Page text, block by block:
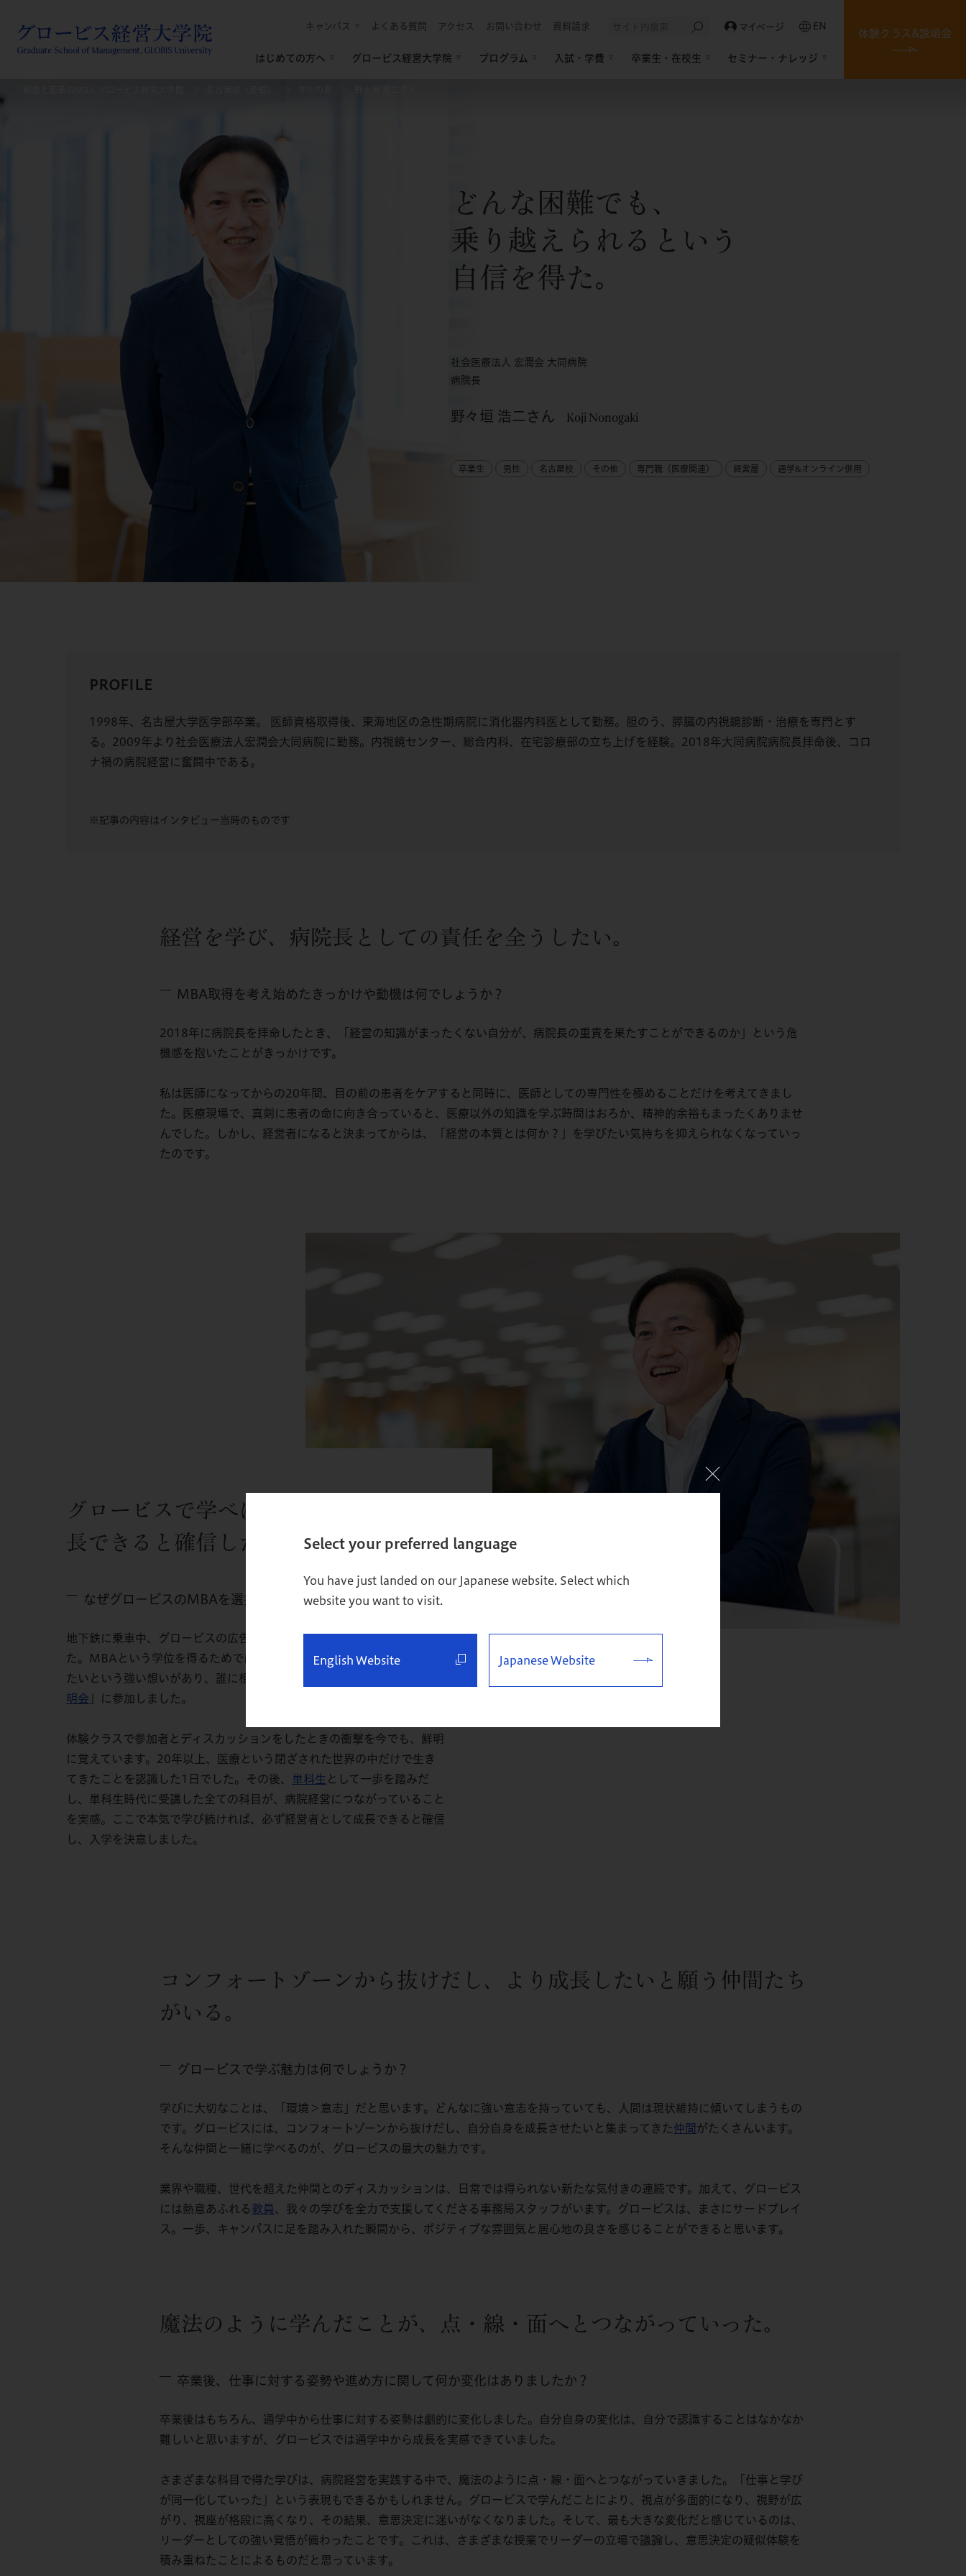
キャンパス よくある質問 アクセス お問い合わせ 資料請求 マイページ EN
はじめての方へ グロービス経営大学院 プログラム 入試・学費 卒業生・在校生 セミナー・ナレッジ
体験クラス&説明会
Select your preferred language
You have just landed on our Japanese website. Select which
website you want to visit.
English Website Japanese Website
どんな困難でも、
乗り越えられるという
自信を得た。
社会医療法人 宏潤会 大同病院
病院長
野々垣 浩二さん Koji Nonogaki
卒業生 男性 名古屋校 その他 専門職（医療関連） 経営層 通学&オンライン併用
PROFILE
1998年、名古屋大学医学部卒業。 医師資格取得後、東海地区の急性期病院に消化器内科医として勤務。胆のう、膵臓の内視鏡診断・治療を専門とす
る。2009年より社会医療法人宏潤会大同病院に勤務。内視鏡センター、総合内科、在宅診療部の立ち上げを経験。2018年大同病院病院長拝命後、コロ
ナ禍の病院経営に奮闘中である。
※記事の内容はインタビュー当時のものです
経営を学び、病院長としての責任を全うしたい。
MBA取得を考え始めたきっかけや動機は何でしょうか？
2018年に病院長を拝命したとき、「経営の知識がまったくない自分が、病院長の重責を果たすことができるのか」という危
機感を抱いたことがきっかけです。
私は医師になってからの20年間、目の前の患者をケアすると同時に、医師としての専門性を極めることだけを考えてきまし
た。医療現場で、真剣に患者の命に向き合っていると、医療以外の知識を学ぶ時間はおろか、精神的余裕もまったくありませ
んでした。しかし、経営者になると決まってからは、「経営の本質とは何か？」を学びたい気持ちを抑えられなくなっていっ
たのです。
グロービスで学べば、経営者として成
長できると確信した。
なぜグロービスのMBAを選択されたのでしょうか？
地下鉄に乗車中、グロービスの広告が目に入ったことが運命の出会いでし
た。MBAという学位を得るためではなく、病院長としての使命を果たし
たいという強い想いがあり、誰に相談することもなく、「
明会 」に参加しました。
体験クラスで参加者とディスカッションをしたときの衝撃を今でも、鮮明
に覚えています。20年以上、医療という閉ざされた世界の中だけで生き
てきたことを認識した1日でした。その後、
単科生 として一歩を踏みだ
し、単科生時代に受講した全ての科目が、病院経営につながっていること
を実感。ここで本気で学び続ければ、必ず経営者として成長できると確信
し、入学を決意しました。
コンフォートゾーンから抜けだし、より成長したいと願う仲間たち
がいる。
グロービスで学ぶ魅力は何でしょうか？
学びに大切なことは、「環境＞意志」だと思います。どんなに強い意志を持っていても、人間は現状維持に傾いてしまうもの
です。グロービスには、コンフォートゾーンから抜けだし、自分自身を成長させたいと集まってきた仲間 がたくさんいます。
そんな仲間と一緒に学べるのが、グロービスの最大の魅力です。
業界や職種、世代を超えた仲間とのディスカッションは、日常では得られない新たな気付きの連続です。加えて、グロービス
には熱意あふれる 教員
、我々の学びを全力で支援してくださる事務局スタッフがいます。グロービスは、まさにサードプレイ
ス。一歩、キャンパスに足を踏み入れた瞬間から、ポジティブな雰囲気と居心地の良さを感じることができると思います。
魔法のように学んだことが、点・線・面へとつながっていった。
卒業後、仕事に対する姿勢や進め方に関して何か変化はありましたか？
卒業後はもちろん、通学中から仕事に対する姿勢は劇的に変化しました。自分自身の変化は、自分で認識することはなかなか
難しいと思いますが、グロービスでは通学中から成長を実感できていました。
さまざまな科目で得た学びは、病院経営を実践する中で、魔法のように点・線・面へとつながっていきました。「仕事と学び
が同一化していった」という表現もできるかもしれません。グロービスで学んだことにより、視点が多面的になり、視野が広
がり、視座が格段に高くなり、その結果、意思決定に迷いがなくなりました。そして、最も大きな変化だと感じているのは、
リーダーとしての強い覚悟が備わったことです。これは、さまざまな授業でリーダーの立場で議論し、意思決定の疑似体験を
積み重ねたことによるものだと思っています。